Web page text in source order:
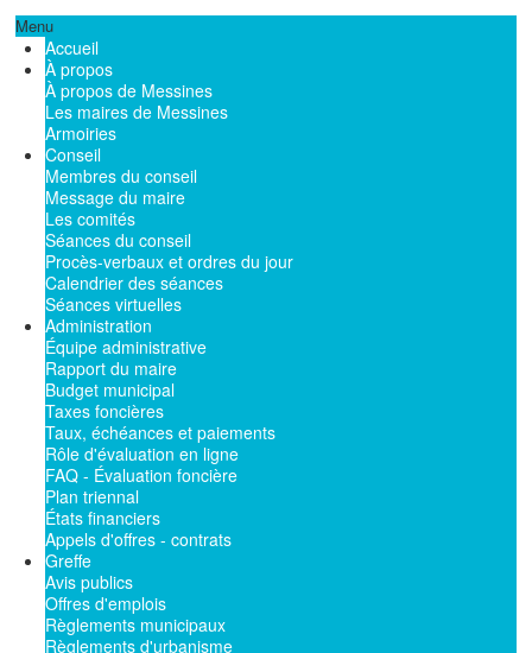
Menu
Accueil
À propos
À propos de Messines
Les maires de Messines
Armoiries
Conseil
Membres du conseil
Message du maire
Les comités
Séances du conseil
Procès-verbaux et ordres du jour
Calendrier des séances
Séances virtuelles
Administration
Équipe administrative
Rapport du maire
Budget municipal
Taxes foncières
Taux, échéances et paiements
Rôle d'évaluation en ligne
FAQ - Évaluation foncière
Plan triennal
États financiers
Appels d'offres - contrats
Greffe
Avis publics
Offres d'emplois
Règlements municipaux
Règlements d'urbanisme